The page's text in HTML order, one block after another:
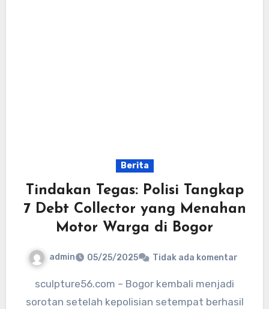
Berita
Tindakan Tegas: Polisi Tangkap
7 Debt Collector yang Menahan
Motor Warga di Bogor
admin 05/25/2025 Tidak ada komentar
sculpture56.com – Bogor kembali menjadi
sorotan setelah kepolisian setempat berhasil